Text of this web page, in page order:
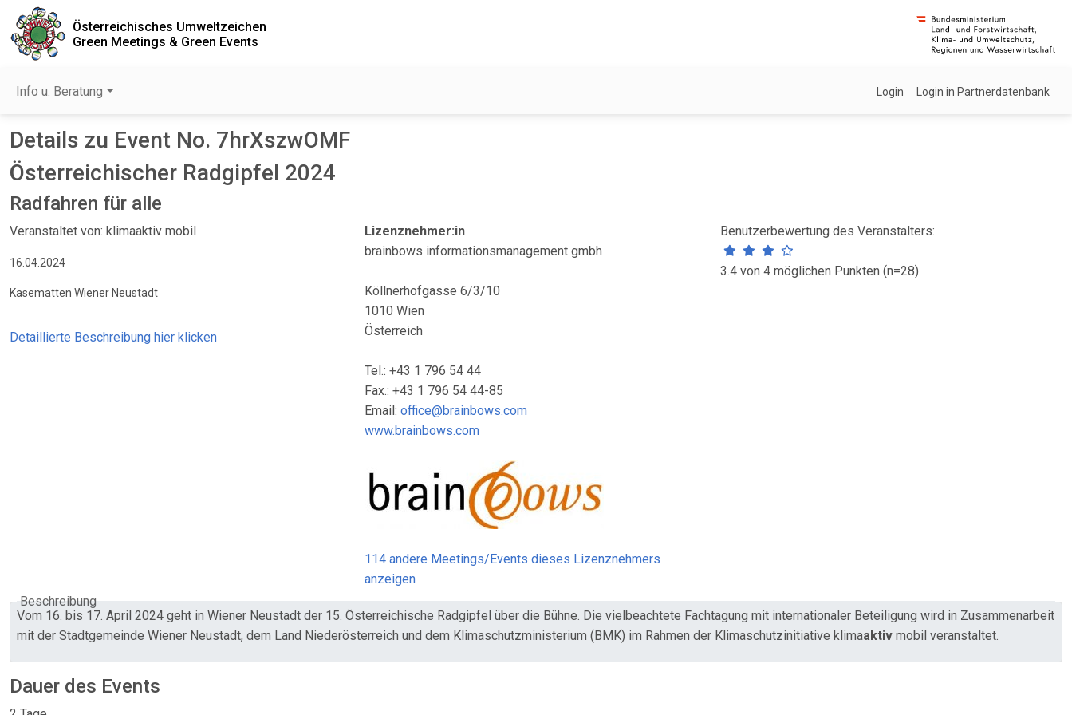
Österreichisches Umweltzeichen
Green Meetings & Green Events
Info u. Beratung Login Login in Partnerdatenbank
Details zu Event No. 7hrXszwOMF
Österreichischer Radgipfel 2024
Radfahren für alle
Veranstaltet von: klimaaktiv mobil
16.04.2024
Kasematten Wiener Neustadt
Detaillierte Beschreibung hier klicken
Lizenznehmer:in
brainbows informationsmanagement gmbh
Köllnerhofgasse 6/3/10
1010 Wien
Österreich
Tel.: +43 1 796 54 44
Fax.: +43 1 796 54 44-85
Email:office@brainbows.com
www.brainbows.com
114 andere Meetings/Events dieses Lizenznehmers
anzeigen
Benutzerbewertung des Veranstalters:
3.4 von 4 möglichen Punkten (n=28)
Beschreibung
Vom 16. bis 17. April 2024 geht in Wiener Neustadt der 15. Österreichische Radgipfel über die Bühne. Die vielbeachtete Fachtagung mit internationaler Beteiligung wird in Zusammenarbeit
mit der Stadtgemeinde Wiener Neustadt, dem Land Niederösterreich und dem Klimaschutzministerium (BMK) im Rahmen der Klimaschutzinitiative klimaaktiv mobil veranstaltet.
Dauer des Events